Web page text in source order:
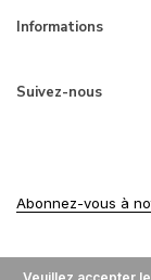
Informations
Suivez-nous
Abonnez-vous à